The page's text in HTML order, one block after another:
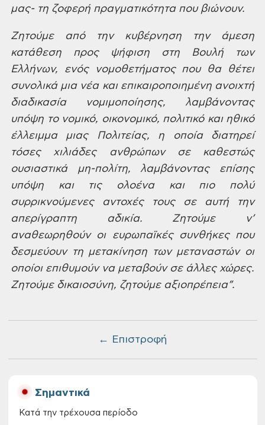
← Επιστροφή
μας- τη ζοφερή πραγματικότητα που βιώνουν.
Ζητούμεαπό την κυβέρνηση την άμεση
κατάθεση προς ψήφιση στη Βουλή των
Ελλήνων, ενόςνομοθετήματος που θα θέτει
συνολικάμια νέα και επικαιροποιημένη ανοιχτή
διαδικασία νομιμοποίησης, λαμβάνοντας
υπόψη το νομικό, οικονομικό, πολιτικόκαι ηθικό
έλλειμμα μιας Πολιτείας, η οποία διατηρεί
τόσες χιλιάδες ανθρώπωνσε καθεστώς
ουσιαστικά μη-πολίτη, λαμβάνοντας επίσης
υπόψη και τις ολοένακαι πιο πολύ
συρρικνούμενες αντοχέςτους σε αυτή την
απερίγραπτη αδικία. Ζητούμε ν’
αναθεωρηθούν οι ευρωπαϊκέςσυνθήκες που
δεσμεύουν τη μετακίνηση των μεταναστών οι
οποίοι επιθυμούν ναμεταβούν σε άλλες χώρες.
Ζητούμεδικαιοσύνη, ζητούμε αξιοπρέπεια”.
Σημαντικά
Κατά την τρέχουσα περίοδο